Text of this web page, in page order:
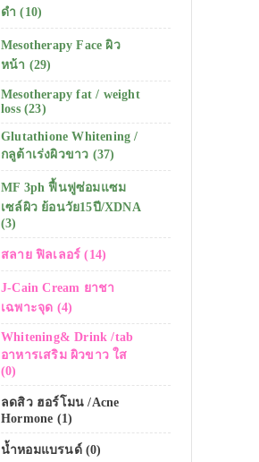
ดำ (10)
Mesotherapy Face ผิว
หน้า (29)
Mesotherapy fat / weight
loss (23)
Glutathione Whitening /
กลูต้าเร่งผิวขาว (37)
MF 3ph ฟื้นฟูซ่อมแซม
เซล์ผิว ย้อนวัย15ปี/XDNA
(3)
สลาย ฟิลเลอร์ (14)
J-Cain Cream ยาชา
เฉพาะจุด (4)
Whitening& Drink /tab
อาหารเสริม ผิวขาว ใส
(0)
ลดสิว ฮอร์โมน /Acne
Hormone (1)
น้ำหอมแบรนด์ (0)